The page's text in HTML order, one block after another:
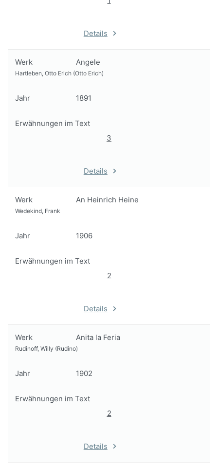
Details
Werk Angele
Hartleben, Otto Erich (Otto Erich)
Jahr 1891
Erwähnungen im Text
3
Details
Werk An Heinrich Heine
Wedekind, Frank
Jahr 1906
Erwähnungen im Text
2
Details
Werk Anita la Feria
Rudinoff, Willy (Rudino)
Jahr 1902
Erwähnungen im Text
2
Details